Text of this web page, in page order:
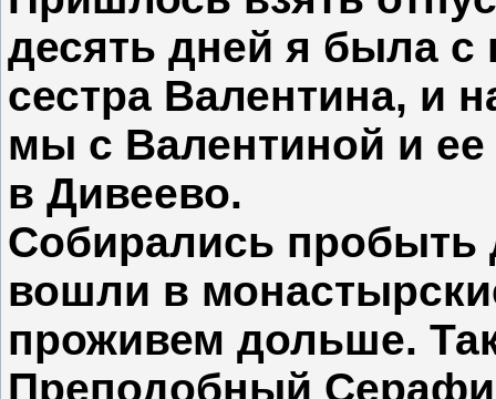
десять дней я была с
сестра Валентина, и
мы с Валентиной и
в Дивеево.
Собирались пробыть
вошли в
проживем дольше.
Преподобный